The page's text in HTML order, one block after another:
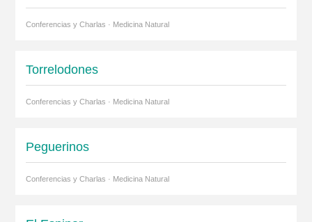
Conferencias y Charlas · Medicina Natural
Torrelodones
Conferencias y Charlas · Medicina Natural
Peguerinos
Conferencias y Charlas · Medicina Natural